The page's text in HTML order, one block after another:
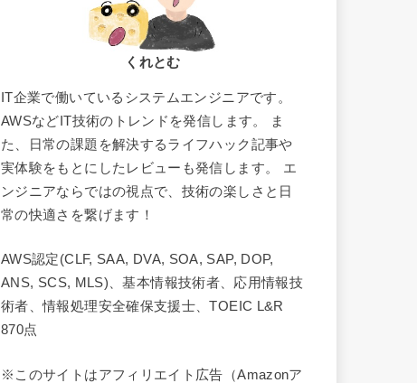
くれとむ
IT企業で働いているシステムエンジニアです。
AWSなどIT技術のトレンドを発信します。 ま
た、日常の課題を解決するライフハック記事や
実体験をもとにしたレビューも発信します。 エ
ンジニアならではの視点で、技術の楽しさと日
常の快適さを繋げます！
AWS認定(CLF, SAA, DVA, SOA, SAP, DOP,
ANS, SCS, MLS)、基本情報技術者、応用情報技
術者、情報処理安全確保支援士、TOEIC L&R
870点
※このサイトはアフィリエイト広告（Amazonア